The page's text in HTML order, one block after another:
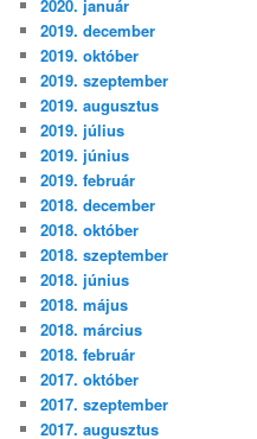
2020. január
2019. december
2019. október
2019. szeptember
2019. augusztus
2019. július
2019. június
2019. február
2018. december
2018. október
2018. szeptember
2018. június
2018. május
2018. március
2018. február
2017. október
2017. szeptember
2017. augusztus